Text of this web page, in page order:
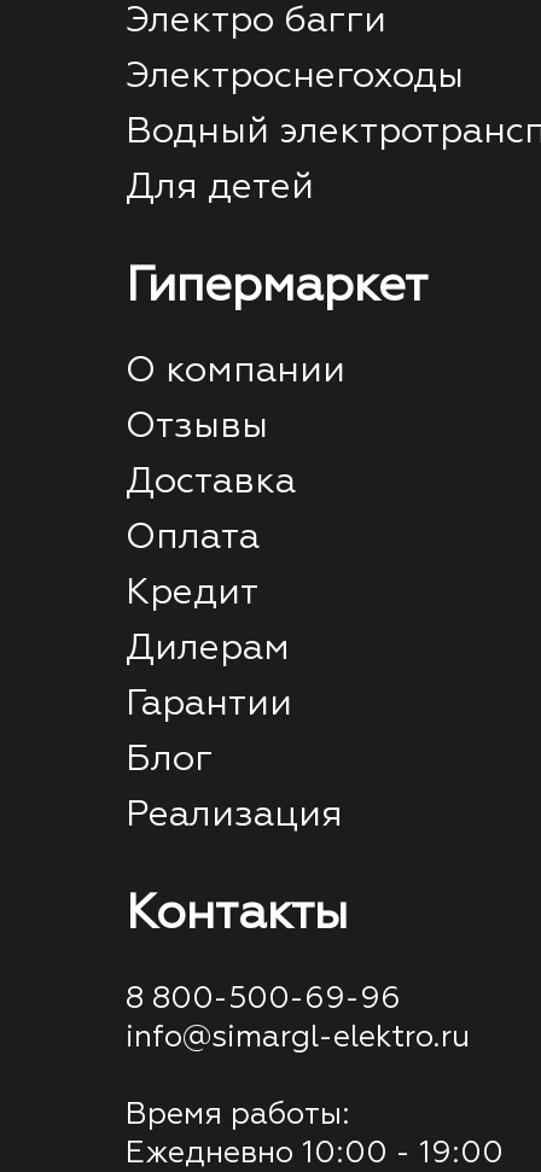
Электро багги
Электроснегоходы
Водный
Для детей
Гипермаркет
О компании
Отзывы
Доставка
Оплата
Кредит
Дилерам
Гарантии
Блог
Реализация
Контакты
8 800-500-69-96
info@simargl-elektro.ru
Время работы:
Ежедневно 10:00 - 19:00